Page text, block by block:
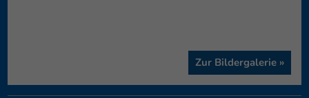
Zur Bildergalerie »